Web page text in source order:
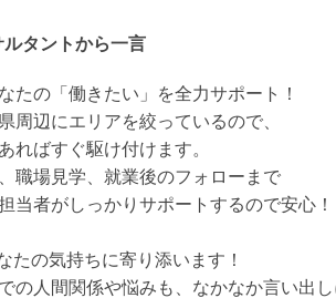
ルタントから一言
たの「働きたい」を全力サポート！
周辺にエリアを絞っているので、
ればすぐ駆け付けます。
職場見学、就業後のフォローまで
当者がしっかりサポートするので安心！
たの気持ちに寄り添います！
の人間関係や悩みも、なかなか言い出